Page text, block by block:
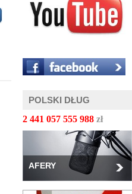
POLSKI DŁUG
2 441 057 558 027 zł
AFERY